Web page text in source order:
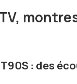
T90S : des